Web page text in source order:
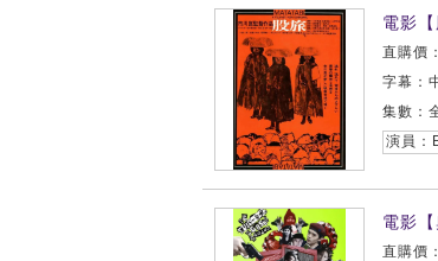
電影
直購價：
字幕：
集數：
電影
直購價：